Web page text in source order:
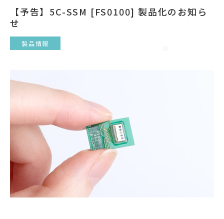
【予告】5C-SSM [FS0100] 製品化のお知ら
せ
製品情報